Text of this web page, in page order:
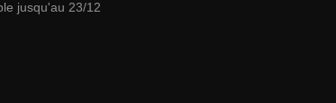
jusqu'au 23/12